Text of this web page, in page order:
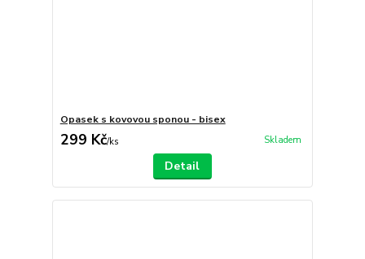
Opasek s kovovou sponou - bisex
299 Kč/ks Skladem
Detail